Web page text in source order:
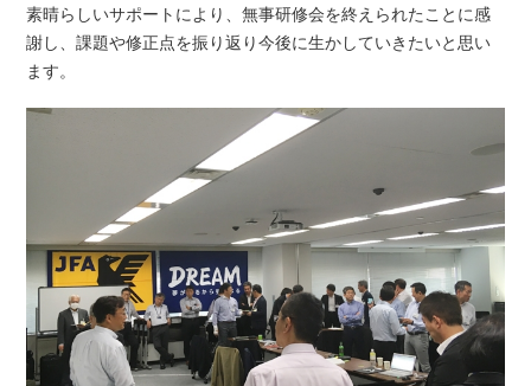
素晴らしいサポートにより、無事研修会を終えられたことに感
謝し、課題や修正点を振り返り今後に生かしていきたいと思い
ます。